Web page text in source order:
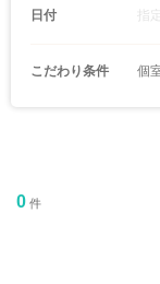
日付 指
こだわり条件
0 件